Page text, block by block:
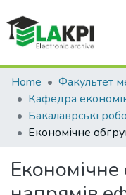
Communities &
All of DSpace
Statistics
Home